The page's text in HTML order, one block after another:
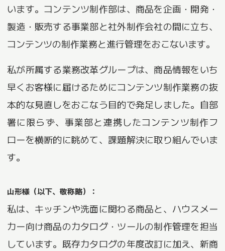
います。コンテンツ制作部は、商品を企画・開発・
製造・販売する事業部と社外制作会社の間に立ち、
コンテンツの制作業務と進行管理をおこないます。
私が所属する業務改革グループは、商品情報をいち
早くお客様に届けるためにコンテンツ制作業務の抜
本的な見直しをおこなう目的で発足しました。自部
署に限らず、事業部と連携したコンテンツ制作フ
ローを横断的に眺めて、課題解決に取り組んでいま
す。
山形様（以下、敬称略）：
私は、キッチンや洗面に関わる商品と、ハウスメー
カー向け商品のカタログ・ツールの制作管理を担当
しています。既存カタログの年度改訂に加え、新商